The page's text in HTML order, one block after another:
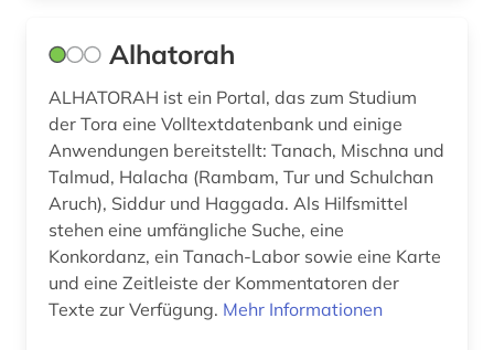
fachportal (3)
fachsprache (1)
fachterminologie (1)
fachzeitschrift (1)
faksimile (1)
familienname (4)
Alhatorah
ALHATORAH ist ein Portal, das zum Studium
der Tora eine Volltextdatenbank und einige
Anwendungen bereitstellt: Tanach, Mischna und
Talmud, Halacha (Rambam, Tur und Schulchan
Aruch), Siddur und Haggada. Als Hilfsmittel
stehen eine umfängliche Suche, eine
Konkordanz, ein Tanach-Labor sowie eine Karte
und eine Zeitleiste der Kommentatoren der
Texte zur Verfügung. Mehr Informationen